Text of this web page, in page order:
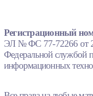
Регистрационный
ЭЛ № ФС 77-72266 от
Федеральной службой
информационных